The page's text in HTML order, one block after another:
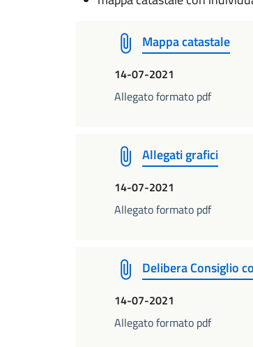
Mappa catastale
14-07-2021
Allegato formato pdf
Allegati grafici
14-07-2021
Allegato formato pdf
Delibera Consiglio
14-07-2021
Allegato formato pdf